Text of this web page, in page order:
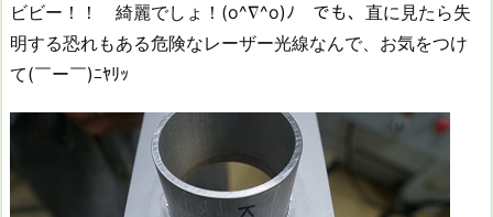
ビビー！！ 綺麗でしょ！(o^∇^o)ﾉ でも、直に見たら失
明する恐れもある危険なレーザー光線なんで、お気をつけ
て(￣ー￣)ﾆﾔﾘｯ